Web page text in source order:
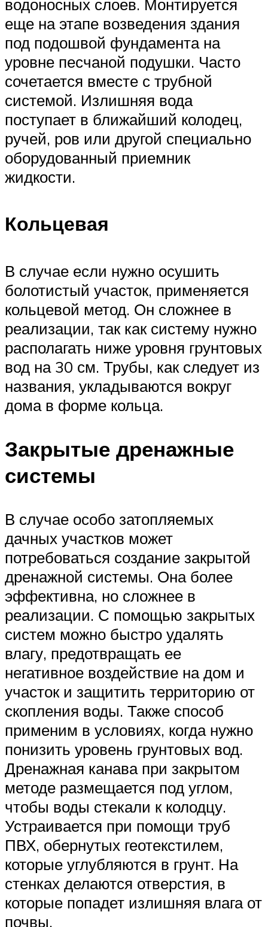
водоносных слоев. Монтируется
еще на этапе возведения здания
под подошвой фундамента на
уровне песчаной подушки. Часто
сочетается вместе с трубной
системой. Излишняя вода
поступает в ближайший колодец,
ручей, ров или другой специально
оборудованный приемник
жидкости.
Кольцевая
В случае если нужно осушить
болотистый участок, применяется
кольцевой метод. Он сложнее в
реализации, так как систему нужно
располагать ниже уровня грунтовых
вод на 30 см. Трубы, как следует из
названия, укладываются вокруг
дома в форме кольца.
Закрытые дренажные
системы
В случае особо затопляемых
дачных участков может
потребоваться создание закрытой
дренажной системы. Она более
эффективна, но сложнее в
реализации. С помощью закрытых
систем можно быстро удалять
влагу, предотвращать ее
негативное воздействие на дом и
участок и защитить территорию от
скопления воды. Также способ
применим в условиях, когда нужно
понизить уровень грунтовых вод.
Дренажная канава при закрытом
методе размещается под углом,
чтобы воды стекали к колодцу.
Устраивается при помощи труб
ПВХ, обернутых геотекстилем,
которые углубляются в грунт. На
стенках делаются отверстия, в
которые попадет излишняя влага от
почвы.